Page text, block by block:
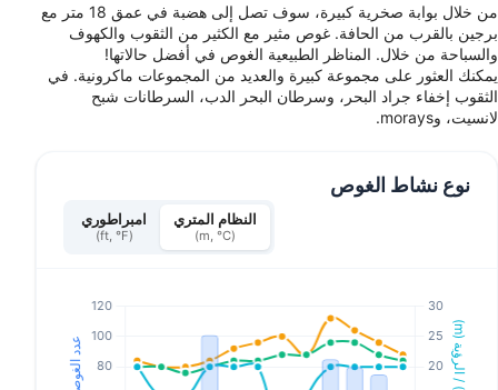
من خلال بوابة صخرية كبيرة، سوف تصل إلى هضبة في عمق 18 متر مع
برجين بالقرب من الحافة. غوص مثير مع الكثير من الثقوب والكهوف
والسباحة من خلال. المناظر الطبيعية الغوص في أفضل حالاتها!
يمكنك العثور على مجموعة كبيرة والعديد من المجموعات ماكرونية. في
الثقوب إخفاء جراد البحر، وسرطان البحر الدب، السرطانات شبح
لانسيت، وmorays.
نوع نشاط الغوص
النظام المتري
(m, °C)
امبراطوري
(ft, °F)